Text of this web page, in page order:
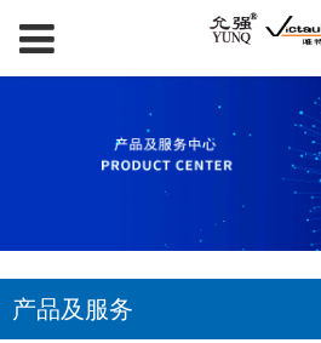
产品及服务